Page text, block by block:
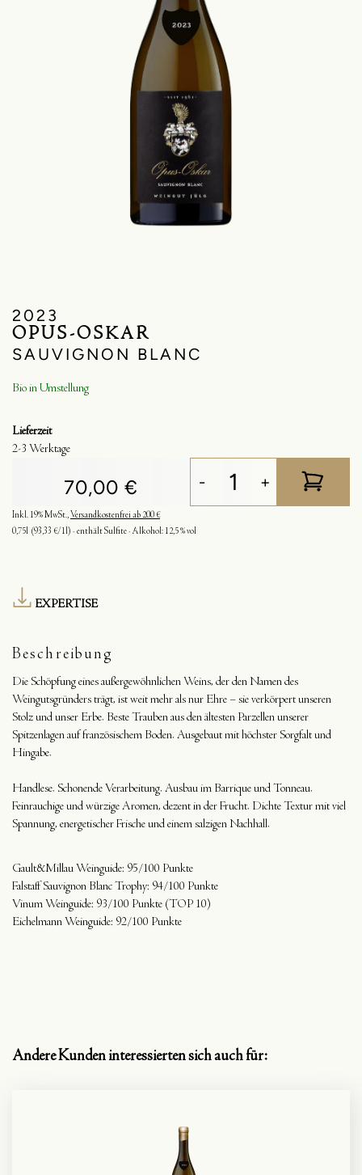
2023
OPUS-OSKAR
SAUVIGNON BLANC
Bio in Umstellung
Lieferzeit
2-3 Werktage
70,00 €
Inkl. 19% MwSt., Versandkostenfrei ab 200 €
- +
0,75l (93,33 €/1l) enthält Sulfite Alkohol: 12,5 % vol
EXPERTISE
Beschreibung
Die Schöpfung eines außergewöhnlichen Weins, der den Namen des
Weingutsgründers trägt, ist weit mehr als nur Ehre – sie verkörpert unseren
Stolz und unser Erbe. Beste Trauben aus den ältesten Parzellen unserer
Spitzenlagen auf französischem Boden. Ausgebaut mit höchster Sorgfalt und
Hingabe.
Handlese. Schonende Verarbeitung. Ausbau im Barrique und Tonneau.
Feinrauchige und würzige Aromen, dezent in der Frucht. Dichte Textur mit viel
Spannung, energetischer Frische und einem salzigen Nachhall.
Gault&Millau Weinguide: 95/100 Punkte
Falstaff Sauvignon Blanc Trophy: 94/100 Punkte
Vinum Weinguide: 93/100 Punkte (TOP 10)
Eichelmann Weinguide: 92/100 Punkte
Andere Kunden interessierten sich auch für: